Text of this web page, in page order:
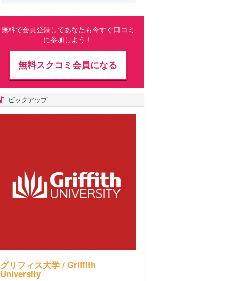
無料で会員登録してあなたも今すぐ口コミ
に参加しよう！
無料スクコミ会員になる
ピックアップ
グリフィス大学 / Griffith
University